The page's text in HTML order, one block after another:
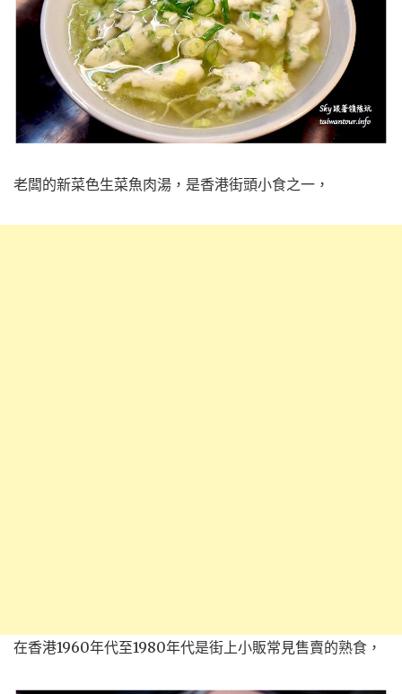
老闆的新菜色生菜魚肉湯，是香港街頭小食之一，
在香港1960年代至1980年代是街上小販常見售賣的熟食，